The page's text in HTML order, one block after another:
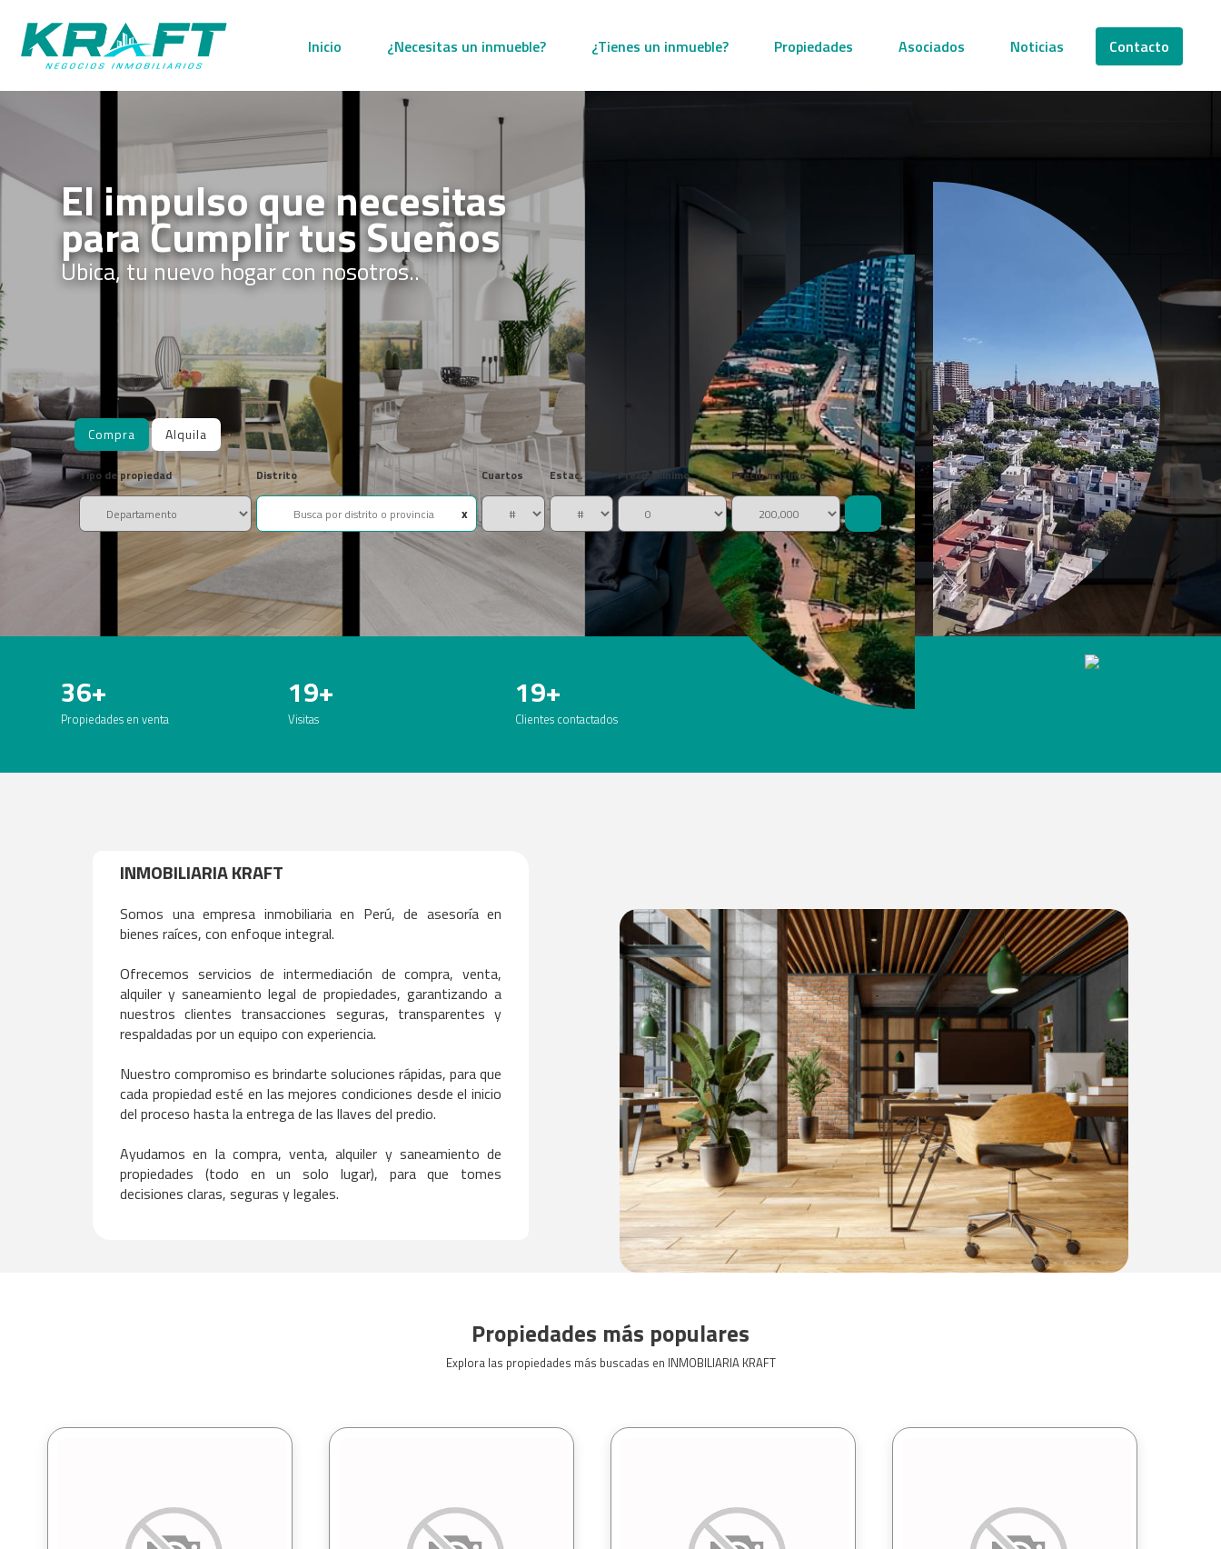
Inicio ¿Necesitas un inmueble? ¿Tienes un inmueble? Propiedades Asociados Noticias Contacto
El impulso que necesitas
para Cumplir tus Sueños
Ubica, tu nuevo hogar con nosotros..
Compra Alquila
Tipo de propiedad Distrito
x
Cuartos Estac. Precio mínimo Precio máximo
36+
Propiedades en venta
19+
Visitas
19+
Clientes contactados
INMOBILIARIA KRAFT
Somos una empresa inmobiliaria en Perú, de asesoría en
bienes raíces, con enfoque integral.
Ofrecemos servicios de intermediación de compra, venta,
alquiler y saneamiento legal de propiedades, garantizando a
nuestros clientes transacciones seguras, transparentes y
respaldadas por un equipo con experiencia.
Nuestro compromiso es brindarte soluciones rápidas, para que
cada propiedad esté en las mejores condiciones desde el inicio
del proceso hasta la entrega de las llaves del predio.
Ayudamos en la compra, venta, alquiler y saneamiento de
propiedades (todo en un solo lugar), para que tomes
decisiones claras, seguras y legales.
Propiedades más populares
Explora las propiedades más buscadas en INMOBILIARIA KRAFT